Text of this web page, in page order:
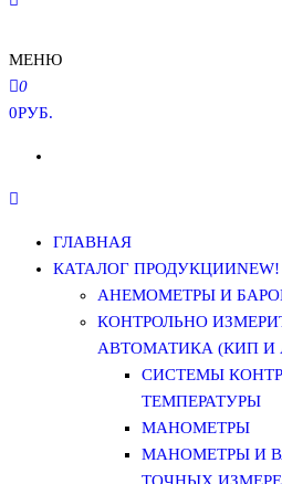
МЕНЮ
0
0РУБ.
ГЛАВНАЯ
КАТАЛОГ ПРОДУКЦИИNEW!
АНЕМОМЕТРЫ И
КОНТРОЛЬНО
АВТОМАТИКА (КИП И
СИСТЕМЫ
ТЕМПЕРАТУРЫ
МАНОМЕТРЫ
МАНОМЕТРЫ И